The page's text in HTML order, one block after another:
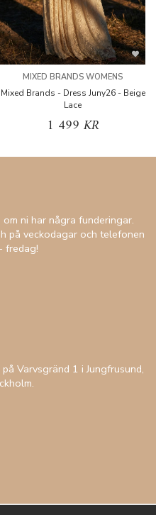
MIXED BRANDS WOMENS
Mixed Brands - Dress Juny26 - Beige
Lace
1 499 KR
ni har några funderingar.
på veckodagar och telefonen
fredag!
Varvsgränd 1 i Jungfrusund,